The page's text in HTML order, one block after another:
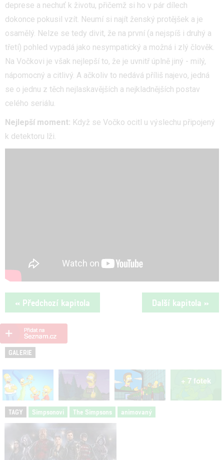
deprese a nechuť k životu, přičemž si ho v pár dílech
dokonce pokusil vzít. Neumí si najít ženský protějšek a je
osamělý. Nelze se tedy divit, že na první (a nejspíš i druhý a
třetí) pohled vypadá jako nesympatický a možná i zlý člověk.
Na Vočkovi je však nejlepší to, že je uvnitř úplně jiný - milý,
nápomocný a citlivý. A ačkoliv to nedává příliš najevo, jedná
se o jednu z těch nejlaskavějších a nejkladnějších postav
celého seriálu.
Nejlepší moment: Když se Vočko ocitl u výslechu připojený
k detektoru lži.
« Předchozí kapitola Další kapitola »
GALERIE
+ 7 fotek
TAGY Simpsonovi The Simpsons animovaný